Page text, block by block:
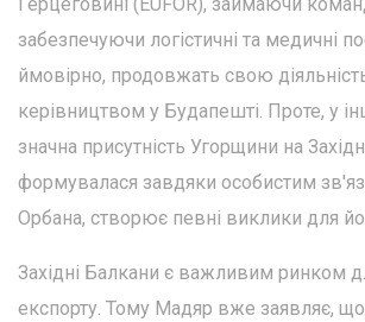
Герцеговині (EUFOR), займаючи
забезпечуючи логістичні та медичні
ймовірно, продовжать свою
керівництвом у Будапешті. Проте, у
значна присутність Угорщини на
формувалася завдяки особистим
Орбана, створює певні виклики для
Західні Балкани є важливим ринком
експорту. Тому Мадяр вже заявляє,